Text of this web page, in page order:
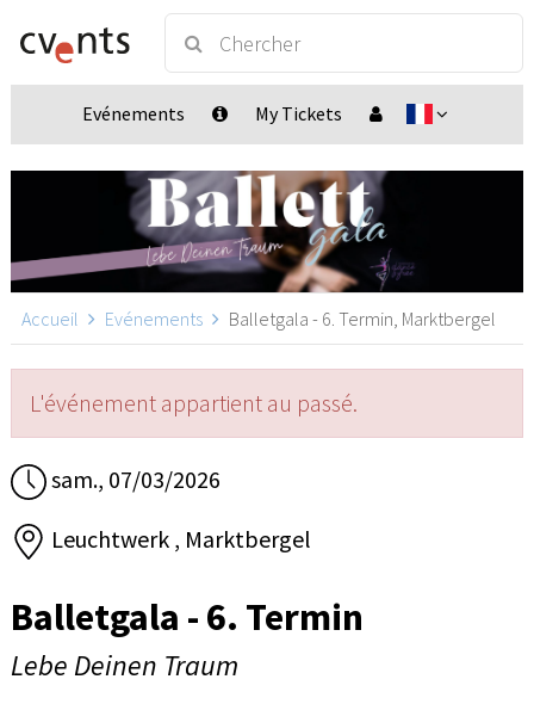
Evénements My Tickets
Accueil Evénements Balletgala - 6. Termin, Marktbergel
L'événement appartient au passé.
sam., 07/03/2026
Leuchtwerk , Marktbergel
Balletgala - 6. Termin
Lebe Deinen Traum